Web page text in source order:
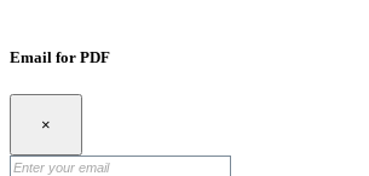
Email for PDF
×